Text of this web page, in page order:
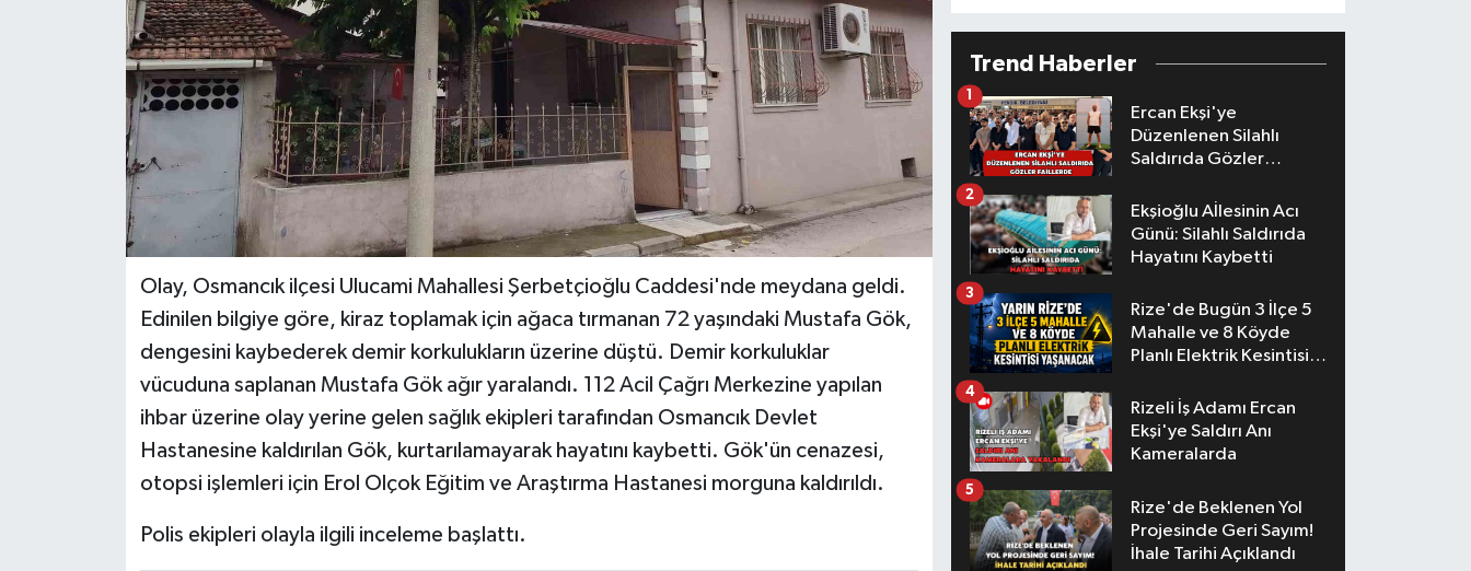
Olay, Osmancık ilçesi Ulucami Mahallesi Şerbetçioğlu Caddesi'nde meydana geldi.
Edinilen bilgiye göre, kiraz toplamak için ağaca tırmanan 72 yaşındaki Mustafa Gök,
dengesini kaybederek demir korkulukların üzerine düştü. Demir korkuluklar
vücuduna saplanan Mustafa Gök ağır yaralandı. 112 Acil Çağrı Merkezine yapılan
ihbar üzerine olay yerine gelen sağlık ekipleri tarafından Osmancık Devlet
Hastanesine kaldırılan Gök, kurtarılamayarak hayatını kaybetti. Gök'ün cenazesi,
otopsi işlemleri için Erol Olçok Eğitim ve Araştırma Hastanesi morguna kaldırıldı.
Polis ekipleri olayla ilgili inceleme başlattı.
Trend Haberler
Ercan Ekşi'ye
Düzenlenen Silahlı
Saldırıda Gözler
1
Ekşioğlu Aİlesinin Acı
Günü: Silahlı Saldırıda
Hayatını Kaybetti
2
Rize'de Bugün 3 İlçe 5
Mahalle ve 8 Köyde
Planlı Elektrik Kesintisi
3
Rizeli İş Adamı Ercan
Ekşi'ye Saldırı Anı
Kameralarda
4
Rize'de Beklenen Yol
Projesinde Geri Sayım!
İhale Tarihi Açıklandı
5